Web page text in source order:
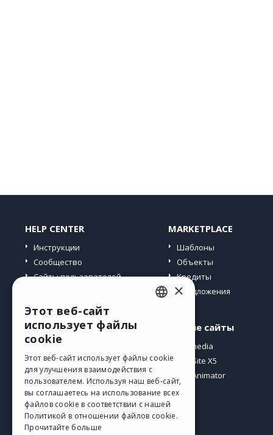
HELP CENTER
Инструкции
Сообщество
Сайты пользователей
MARKETPLACE
Шаблоны
Объекты
Кредиты
Предложения
Профиль
Мои посты
Мои лицензии
Загрузить
Веб-хостинг
Мои кредиты
Другие сайты
Incomedia
WebSite X5
WebAnimator
GERMAN
SPANISH
PORTUGUESE
POLISH
×
Этот веб-сайт
использует файлы
cookie
Этот веб-сайт использует файлы cookie
для улучшения взаимодействия с
пользователем. Используя наш веб-сайт,
вы соглашаетесь на использование всех
файлов cookie в соответствии с нашей
Политикой в ​​отношении файлов cookie.
Прочитайте больше